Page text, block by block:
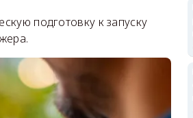
подготовку к запуску